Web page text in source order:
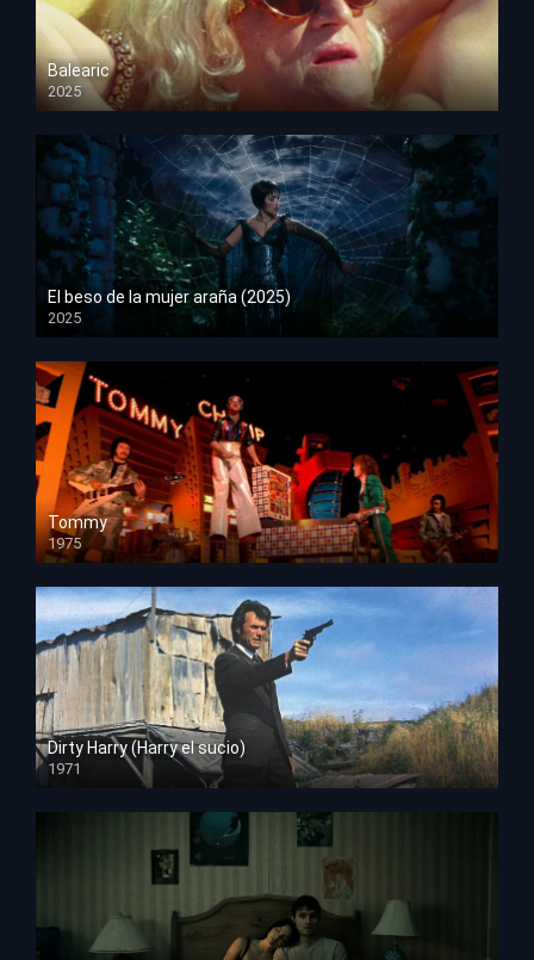
Balearic
2025
HD 1080p
El beso de la mujer araña (2025)
2025
HD 1080p
Tommy
1975
HD 1080p
Dirty Harry (Harry el sucio)
1971
HD 1080p